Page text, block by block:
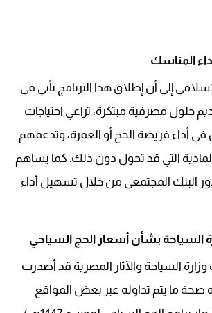
المناسك
إلى أن إطلاق هذا البرنامج يأتي في
حلول مصرفية مبتكرة، تراعي احتياجات
في أداء فريضة الحج أو العمرة، وتدعمهم
التي قد تحول دون ذلك. كما يساهم
دور البنك المجتمعي من خلال تسهيل أداء
السياحة بشأن أسعار الحج السياحي
السياحة والآثار المصرية قد أصدرت
صحة ما يتم تداوله عبر بعض المواقع